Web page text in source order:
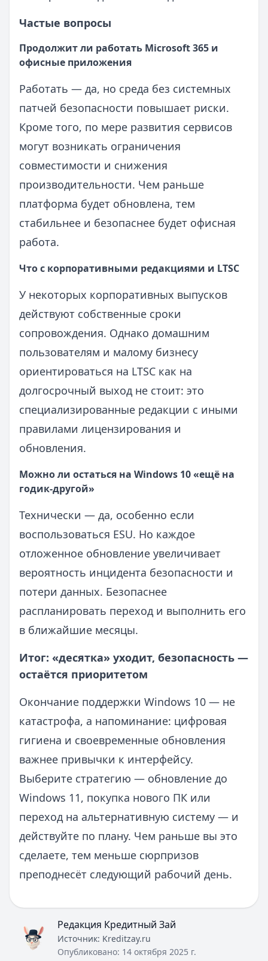
Частые вопросы
Продолжит ли работать Microsoft 365 и
офисные приложения
Работать — да, но среда без системных
патчей безопасности повышает риски.
Кроме того, по мере развития сервисов
могут возникать ограничения
совместимости и снижения
производительности. Чем раньше
платформа будет обновлена, тем
стабильнее и безопаснее будет офисная
работа.
Что с корпоративными редакциями и LTSC
У некоторых корпоративных выпусков
действуют собственные сроки
сопровождения. Однако домашним
пользователям и малому бизнесу
ориентироваться на LTSC как на
долгосрочный выход не стоит: это
специализированные редакции с иными
правилами лицензирования и
обновления.
Можно ли остаться на Windows 10 «ещё на
годик-другой»
Технически — да, особенно если
воспользоваться ESU. Но каждое
отложенное обновление увеличивает
вероятность инцидента безопасности и
потери данных. Безопаснее
распланировать переход и выполнить его
в ближайшие месяцы.
Итог: «десятка» уходит, безопасность —
остаётся приоритетом
Окончание поддержки Windows 10 — не
катастрофа, а напоминание: цифровая
гигиена и своевременные обновления
важнее привычки к интерфейсу.
Выберите стратегию — обновление до
Windows 11, покупка нового ПК или
переход на альтернативную систему — и
действуйте по плану. Чем раньше вы это
сделаете, тем меньше сюрпризов
преподнесёт следующий рабочий день.
Редакция Кредитный Зай
Источник: Kreditzay.ru
Опубликовано: 14 октября 2025 г.